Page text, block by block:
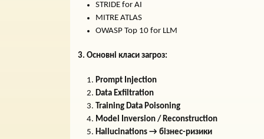
STRIDE for AI
MITRE ATLAS
OWASP Top 10 for LLM
3. Основні класи загроз:
Prompt Injection
Data Exfiltration
Training Data Poisoning
Model Inversion / Reconstruction
Hallucinations → бізнес-ризики